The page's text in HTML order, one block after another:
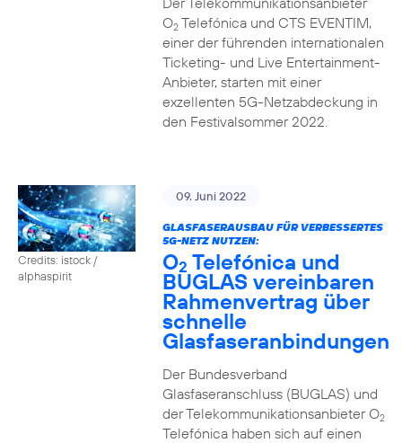
O2Telefónica und CTS EVENTIM,
einer der führenden internationalen
Ticketing- und Live Entertainment-
Anbieter, starten mit einer
exzellenten 5G-Netzabdeckung in
den Festivalsommer 2022.
Credits: istock /
alphaspirit
09. Juni 2022
GLASFASERAUSBAU FÜR VERBESSERTES
5G-NETZ NUTZEN:
O2 Telefónica und
BUGLAS vereinbaren
Rahmenvertrag über
schnelle
Glasfaseranbindungen
Der Bundesverband
Glasfaseranschluss (BUGLAS) und
der Telekommunikationsanbieter O2
Telefónica haben sich auf einen